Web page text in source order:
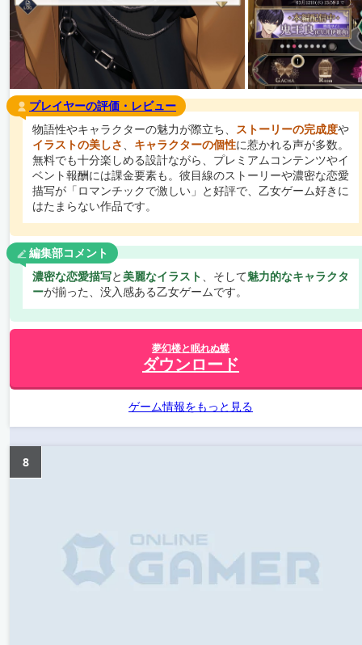
プレイヤーの評価・レビュー
物語性やキャラクターの魅力が際立ち、 ストーリーの完成度や
イラストの美しさ、 キャラクターの個性に惹かれる声が多数。
無料でも十分楽しめる設計ながら、プレミアムコンテンツやイ
ベント報酬には課金要素も。彼目線のストーリーや濃密な恋愛
描写が「ロマンチックで激しい」と好評で、乙女ゲーム好きに
はたまらない作品です。
編集部コメント
濃密な恋愛描写と美麗なイラスト、そして魅力的なキャラクタ
ーが揃った、没入感ある乙女ゲームです。
夢幻楼と眠れぬ蝶
ダウンロード
ゲーム情報をもっと見る
8